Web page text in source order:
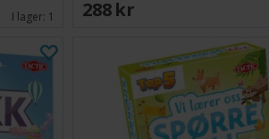
I lager: 1 288 SEK